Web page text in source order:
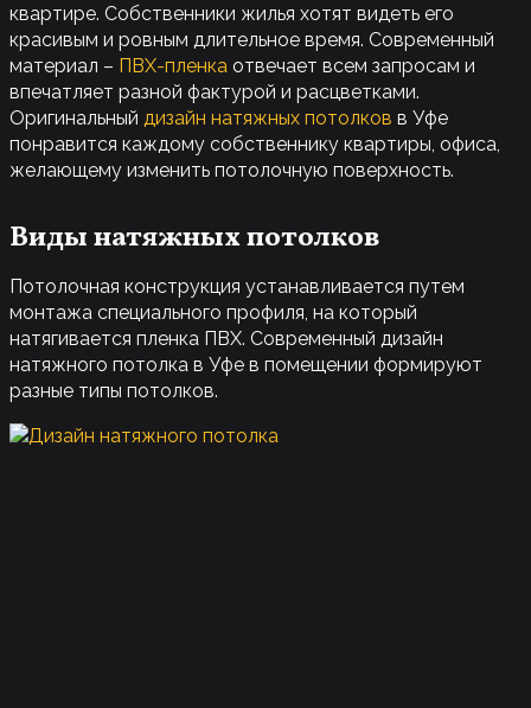
квартире. Собственники жилья хотят видеть его
красивым и ровным длительное время. Современный
материал – ПВХ-пленка отвечает всем запросам и
впечатляет разной фактурой и расцветками.
Оригинальный дизайн натяжных потолков в Уфе
понравится каждому собственнику квартиры, офиса,
желающему изменить потолочную поверхность.
Виды натяжных потолков
Потолочная конструкция устанавливается путем
монтажа специального профиля, на который
натягивается пленка ПВХ. Современный дизайн
натяжного потолка в Уфе в помещении формируют
разные типы потолков.